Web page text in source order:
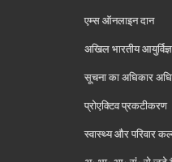
एम्स ऑनलाइन दान
अखिल भारतीय
सूचना का अधिकार
प्रोएक्टिव प्रकटीकरण
स्वास्थ्य और परिवार